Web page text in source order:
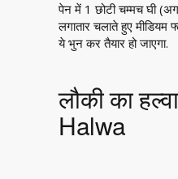
पेन में 1 छोटी चम्मच घी
लगातार चलाते हुए
ये भुन कर तैयार हो जाएगा.
लौकी का
Halwa